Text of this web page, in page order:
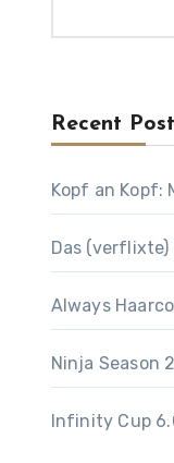
Recent
Kopf an Kopf:
Das
Always
Ninja Season
Infinity Cup